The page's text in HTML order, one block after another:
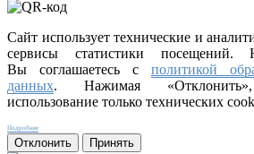
Сайт использует технические и
сервисы статистики посещений.
Вы соглашаетесь с политикой
данных. Нажимая
использование только технических
Подробнее
Отклонить Принять